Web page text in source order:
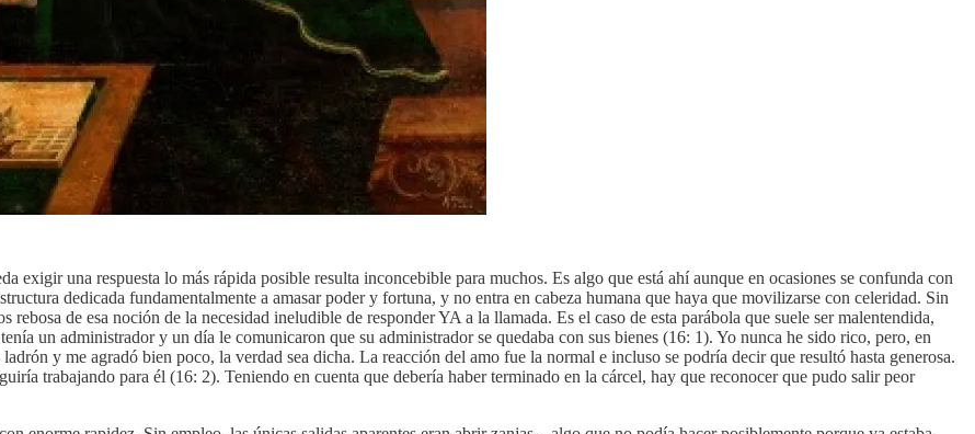
exigir una respuesta lo más rápida posible resulta inconcebible para muchos. Es algo que está ahí aunque en ocasiones se confunda con
dedicada fundamentalmente a amasar poder y fortuna, y no entra en cabeza humana que haya que movilizarse con celeridad. Sin
rebosa de esa noción de la necesidad ineludible de responder YA a la llamada. Es el caso de esta parábola que suele ser malentendida,
un administrador y un día le comunicaron que su administrador se quedaba con sus bienes (16: 1). Yo nunca he sido rico, pero, en
y me agradó bien poco, la verdad sea dicha. La reacción del amo fue la normal e incluso se podría decir que resultó hasta generosa.
trabajando para él (16: 2). Teniendo en cuenta que debería haber terminado en la cárcel, hay que reconocer que pudo salir peor